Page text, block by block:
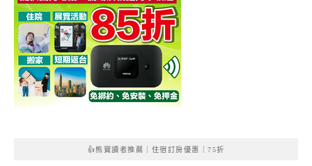
👍熊寶讀者推薦｜住宿訂房優惠｜75折